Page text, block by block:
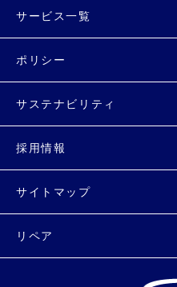
サービス一覧
ポリシー
サステナビリティ
採用情報
サイトマップ
リペア